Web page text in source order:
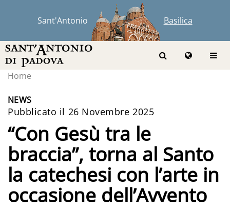
Sant'Antonio Basilica
Home
NEWS
Pubblicato il 26 Novembre 2025
“Con Gesù tra le
braccia”, torna al Santo
la catechesi con l’arte in
occasione dell’Avvento